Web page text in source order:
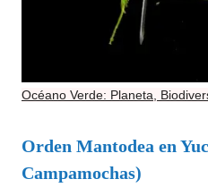
Océano Verde: Planeta,
Orden Mantodea en
Campamochas)